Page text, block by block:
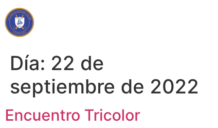
Día: 22 de
septiembre de 2022
Encuentro Tricolor